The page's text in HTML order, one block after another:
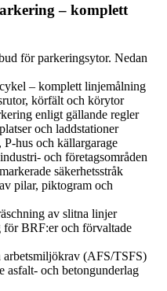
– komplett
för parkeringsytor. Nedan
– komplett linjemålning
körfält och körytor
enligt gällande regler
och laddstationer
hus och källargarage
och företagsområden
säkerhetsstråk
pilar, piktogram och
av slitna linjer
för BRF:er och förvaltade
(AFS/TSFS)
asfalt- och betongunderlag